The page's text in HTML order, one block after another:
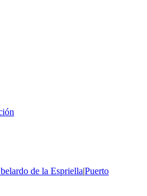
de la Espriella|Puerto